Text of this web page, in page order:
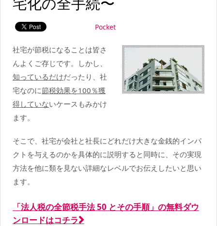
Pocket
社宅が節税になることは皆さ
んよくご存じです。しかし、
知っているだけだったり、社
宅なのに節税効果を100％獲
得していないケースもみかけ
ます。
そこで、社宅が会社と社長にどれだけ大きな金銭的インパ
クトを与えるのかを具体的に説明すると同時に、その実現
方法を他に類を見ない詳細なレベルでお伝えしたいと思い
ます。
「法人税の全節税手法 50 とその手順」の無料ダウ
ンロードはコチラ